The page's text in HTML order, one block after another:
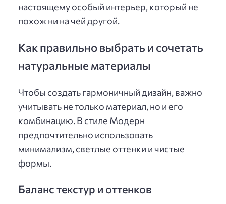
настоящему особый интерьер, который не
похож ни на чей другой.
Как правильно выбрать и сочетать
натуральные материалы
Чтобы создать гармоничный дизайн, важно
учитывать не только материал, но и его
комбинацию. В стиле Модерн
предпочтительно использовать
минимализм, светлые оттенки и чистые
формы.
Баланс текстур и оттенков